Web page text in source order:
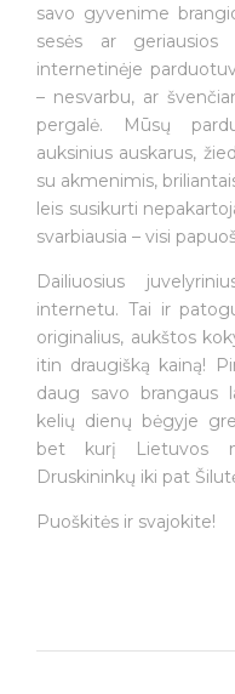
savo gyvenime
sesės ar geriausios
internetinėje
– nesvarbu, ar
pergalė. Mūsų
auksinius auskarus,
su akmenimis,
leis susikurti
svarbiausia – visi
Dailiuosius
internetu. Tai ir
originalius, aukštos
itin draugišką kainą!
daug savo brangaus
kelių dienų bėgyje
bet kurį Lietuvos
Druskininkų iki pat
Puoškitės ir svajokite!